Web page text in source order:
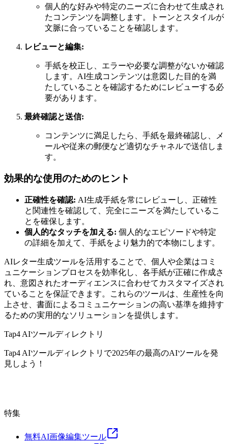
個人的な好みや特定のニーズに合わせて生成され
たコンテンツを調整します。トーンとスタイルが
文脈に合っていることを確認します。
レビューと編集:
手紙を校正し、エラーや必要な調整がないか確認
します。AI生成コンテンツは意図した目的を満
たしていることを確認するためにレビューする必
要があります。
最終確認と送信:
コンテンツに満足したら、手紙を最終確認し、メ
ールや従来の郵便など適切なチャネルで送信しま
す。
効果的な使用のためのヒント
正確性を確認: AI生成手紙を常にレビューし、正確性
と関連性を確認して、完全にニーズを満たしているこ
とを確保します。
個人的なタッチを加える: 個人的なエピソードや特定
の詳細を加えて、手紙をより魅力的で本物にします。
AIレター生成ツールを活用することで、個人や企業はコミ
ュニケーションプロセスを効率化し、各手紙が正確に作成さ
れ、意図されたオーディエンスに合わせてカスタマイズされ
ていることを保証できます。これらのツールは、生産性を向
上させ、書面によるコミュニケーションの高い基準を維持す
るための実用的なソリューションを提供します。
Tap4 AIツールディレクトリ
Tap4 AIツールディレクトリで2025年の最高のAIツールを発
見しよう！
特集
無料AI画像編集ツール